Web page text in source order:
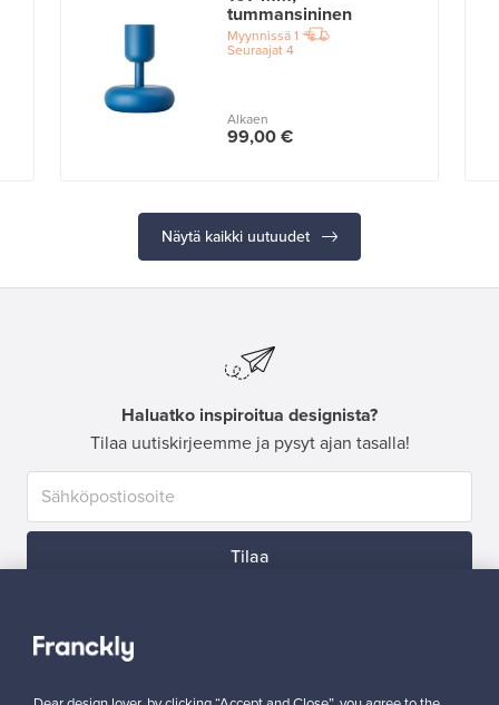
tummansininen
Myynnissä1
Seuraajat4
Alkaen
99,00 €
Näytä kaikki uutuudet
Haluatko inspiroitua designista?
Tilaa uutiskirjeemme ja pysyt ajan tasalla!
Tilaa